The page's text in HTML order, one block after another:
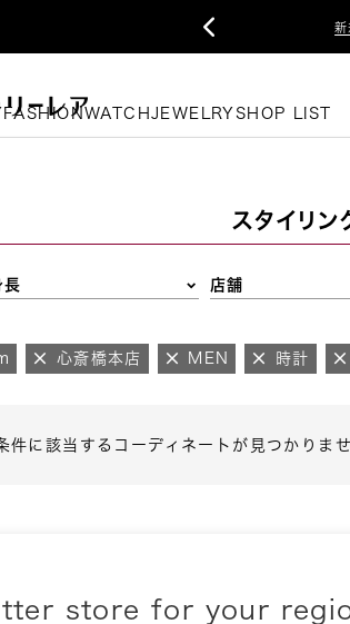

FASHIONWATCHJEWELRY SHOP LIST
スタイリン
長 店舗
心斎橋本店 MEN 時計
件に該当するコーディネートが見つかりま
store for your